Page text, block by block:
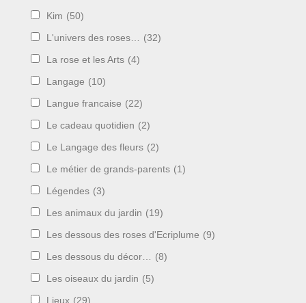
Kim (50)
L'univers des roses… (32)
La rose et les Arts (4)
Langage (10)
Langue francaise (22)
Le cadeau quotidien (2)
Le Langage des fleurs (2)
Le métier de grands-parents (1)
Légendes (3)
Les animaux du jardin (19)
Les dessous des roses d'Ecriplume (9)
Les dessous du décor… (8)
Les oiseaux du jardin (5)
Lieux (29)